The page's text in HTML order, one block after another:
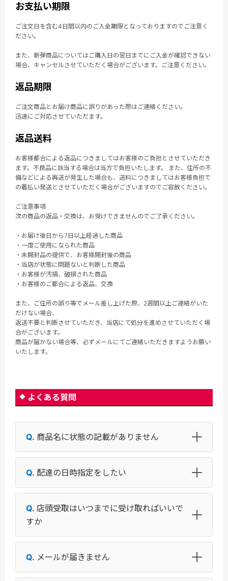
お支払い期限
ご注文日を含む4日間以内のご入金期限となっておりますのでご注意く
ださい。
また、新弾商品についてはご購入日の翌日までにご入金が確認できない
場合、キャンセルさせていただく場合がございます。ご注意ください。
返品期限
ご注文商品とお届け商品に誤りがあった際はご連絡ください。
迅速にご対応させていただます。
返品送料
お客様都合による返品につきましてはお客様のご負担とさせていただき
ます。不良品に該当する場合は当方で負担いたします。 また、住所の不
備などによる再送が発生した場合も、送料につきましてはお客様負担で
の着払い発送とさせていただく場合がございますのでご容赦ください。
ご注意事項
次の商品の返品・交換は、お受けできませんのでご了承ください。
・お届け後日から7日以上経過した商品
・一度ご使用になられた商品
・未開封品の提供で、お客様開封後の商品
・当店が状態に問題ないと判断した商品
・お客様が汚損、破損された商品
・お客様のご都合による返品、交換
また、ご住所の誤り等でメール差し上げた際、2週間以上ご連絡がいた
だけない場合、
返送不要と判断させていただき、当店にて処分を進めさせていただく場
合がございます。
商品が届かない場合等、必ずメールにてご連絡いただきますようお願い
いたします。
よくある質問
商品名に状態の記載がありません
配達の日時指定をしたい
店頭受取はいつまでに受け取ればいいで
すか
メールが届きません